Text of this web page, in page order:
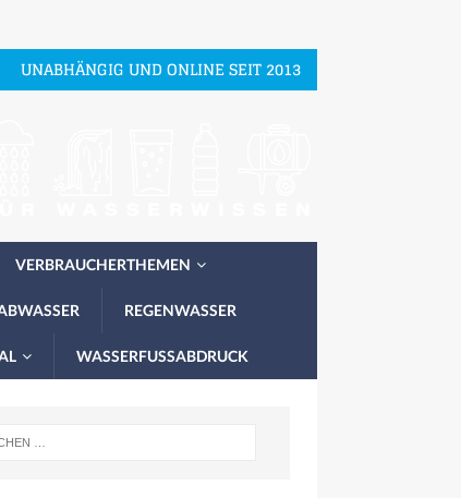
UNABHÄNGIG UND ONLINE SEIT 2013
VERBRAUCHERTHEMEN
REGENWASSER
WASSERFUSSABDRUCK